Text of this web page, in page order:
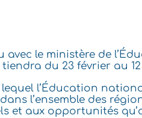
le ministère de
tiendra du 23 février au
l’Éducation
l’ensemble des
et aux opportunités